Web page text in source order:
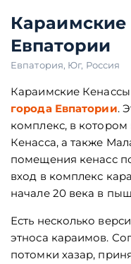
Караимские
Евпатории
Евпатория, Юг, Россия
Караимские
города Евпатории.
комплекс, в
Кенасса, а также
помещения кенасс
вход в комплекс
начале 20 века в
Есть несколько
этноса караимов.
потомки хазар,